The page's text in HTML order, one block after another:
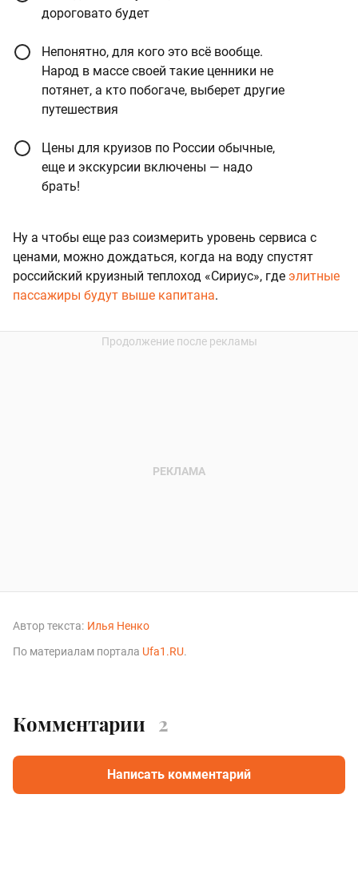
дороговато будет
Непонятно, для кого это всё вообще.
Народ в массе своей такие ценники не
потянет, а кто побогаче, выберет другие
путешествия
Цены для круизов по России обычные,
еще и экскурсии включены — надо
брать!
Ну а чтобы еще раз соизмерить уровень сервиса с
ценами, можно дождаться, когда на воду спустят
российский круизный теплоход «Сириус», где элитные
пассажиры будут выше капитана.
Автор текста: Илья Ненко
По материалам портала Ufa1.RU.
Комментарии 2
Написать комментарий